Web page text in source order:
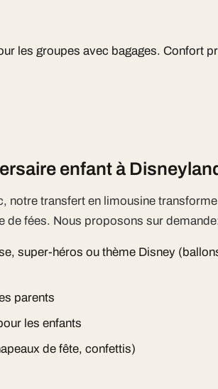
les groupes avec bagages. Confort
enfant à
notre transfert en limousine
de fées. Nous proposons sur
super-héros ou thème Disney
parents
les enfants
de fête, confettis)